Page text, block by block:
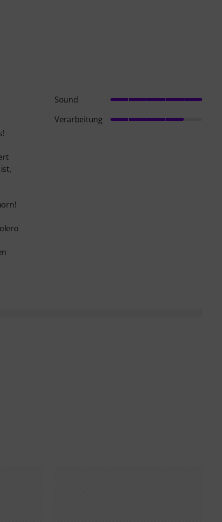
Sound
Verarbeitung